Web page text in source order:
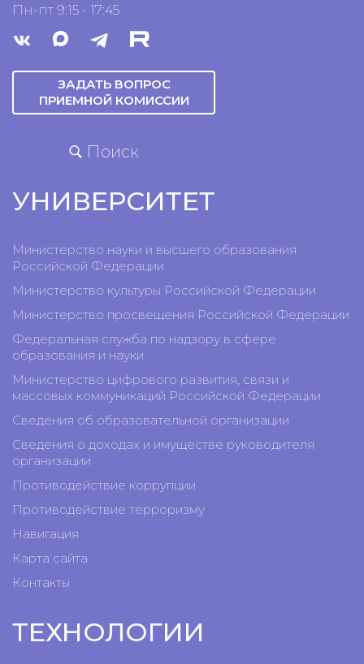
Пн-пт 9:15 - 17:45
ЗАДАТЬ ВОПРОС
ПРИЕМНОЙ КОМИССИИ
Поиск
УНИВЕРСИТЕТ
Министерство науки и высшего образования
Российской Федерации
Министерство культуры Российской Федерации
Министерство просвещения Российской Федерации
Федеральная служба по надзору в сфере
образования и науки
Министерство цифрового развития, связи и
массовых коммуникаций Российской Федерации
Сведения об образовательной организации
Сведения о доходах и имуществе руководителя
организации
Противодействие коррупции
Противодействие терроризму
Навигация
Карта сайта
Контакты
ТЕХНОЛОГИИ